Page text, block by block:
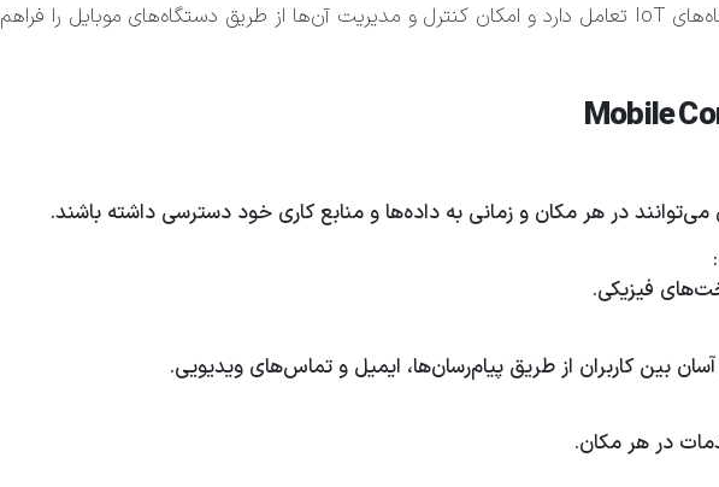
رایانش موبایلی با دستگاه‌های IoT تعامل دارد و امکان کنترل و مدیریت آن‌ها از طریق دستگاه‌های موبایل را فراهم
در هر مکان و زمانی به داده‌ها و منابع کاری خود دسترسی داشته باشند.
فیزیکی.
بین کاربران از طریق پیام‌رسان‌ها، ایمیل و تماس‌های ویدیویی.
در هر مکان.